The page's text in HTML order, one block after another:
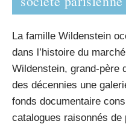
La famille Wildenstein
dans l’histoire du
Wildenstein, grand-père
des décennies une
fonds documentaire
catalogues raisonnés de